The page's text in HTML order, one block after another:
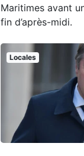
Maritimes avant
fin d’après-midi.
Locales